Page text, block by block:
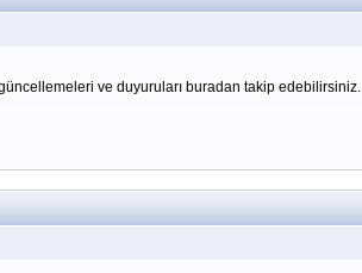
ve duyuruları buradan takip edebilirsiniz.